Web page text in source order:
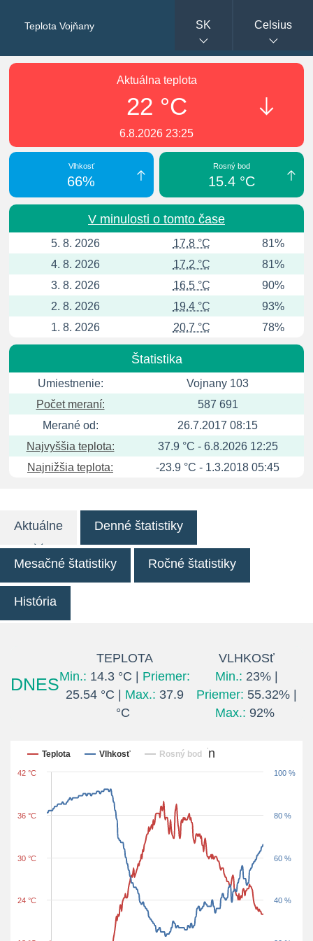
Teplota Vojňany SK Celsius
Aktuálna teplota
22 °C
6.8.2026 23:25
Vlhkosť
66%
Rosný bod
15.4 °C
V minulosti o tomto čase
5. 8. 2026 17.8 °C
81%
4. 8. 2026
17.2 °C
81%
3. 8. 2026
16.5 °C
90%
2. 8. 2026
19.4 °C
93%
1. 8. 2026
20.7 °C 78%
Štatistika
Umiestnenie:
Vojnany 103
Počet meraní:
587 691
Merané od:
26.7.2017 08:15
Najvyššia teplota:
37.9 °C - 6.8.2026 12:25
Najnižšia teplota:
-23.9 °C - 1.3.2018 05:45
Aktuálne Denné štatistiky
Mesačné štatistiky Ročné štatistiky
História
DNES
TEPLOTA
Min.: 14.3 °C | Priemer:
25.54 °C | Max.: 37.9
°C
VLHKOSť
Min.: 23% |
Priemer: 55.32% |
Max.: 92%
Posledných 24 hodín
Teplota Vlhkosť Rosný bod
24 °C
30 °C
36 °C
42 °C
40 %
60 %
80 %
100 %